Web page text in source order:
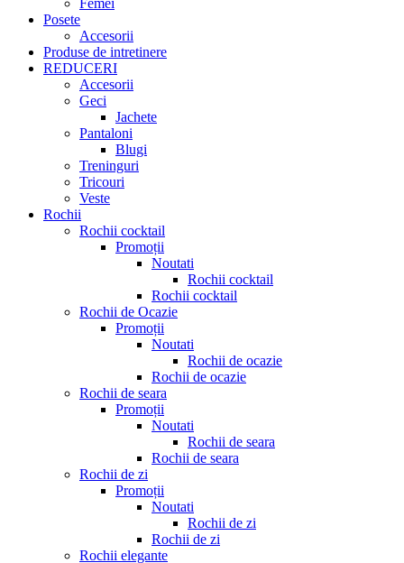
Femei
Posete
Accesorii
Produse de intretinere
REDUCERI
Accesorii
Geci
Jachete
Pantaloni
Blugi
Treninguri
Tricouri
Veste
Rochii
Rochii cocktail
Promoții
Noutati
Rochii cocktail
Rochii cocktail
Rochii de Ocazie
Promoții
Noutati
Rochii de ocazie
Rochii de ocazie
Rochii de seara
Promoții
Noutati
Rochii de seara
Rochii de seara
Rochii de zi
Promoții
Noutati
Rochii de zi
Rochii de zi
Rochii elegante